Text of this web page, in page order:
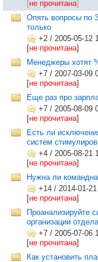
[не прочитана]
Опять вопросы по
только
+2 / 2005-05-12
[не прочитана]
Менеджеры хотят
+7 / 2007-03-09
[не прочитана]
Еще раз про
+7 / 2005-08-09
[не прочитана]
Есть ли
систем
+4 / 2005-08-21
[не прочитана]
Нужна ли
+14 / 2014-01-
[не прочитана]
Проанализируйте
организации
+7 / 2005-07-06
[не прочитана]
Как установить